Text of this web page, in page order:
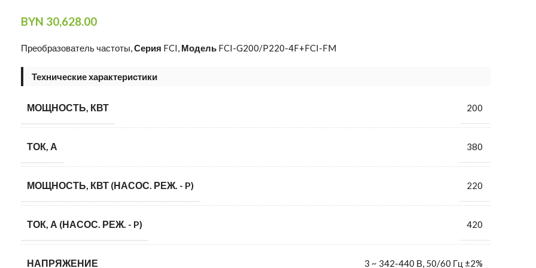
BYN 30,628.00
Преобразователь частоты,Серия FCI, Модель FCI-G200/P220-4F+FCI-FM
Технические характеристики
МОЩНОСТЬ, КВТ 200
ТОК, А 380
МОЩНОСТЬ, КВТ (НАСОС. РЕЖ. - P) 220
ТОК, А (НАСОС. РЕЖ. - P) 420
НАПРЯЖЕНИЕ 3 ~ 342-440 В, 50/60 Гц ±2%